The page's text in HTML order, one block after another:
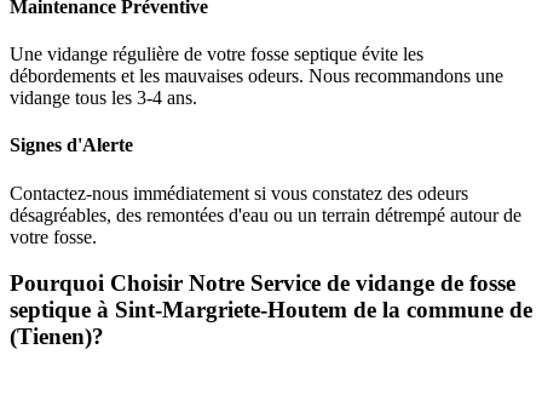
Maintenance Préventive
Une vidange régulière de votre fosse septique évite les
débordements et les mauvaises odeurs. Nous recommandons une
vidange tous les 3-4 ans.
Signes d'Alerte
Contactez-nous immédiatement si vous constatez des odeurs
désagréables, des remontées d'eau ou un terrain détrempé autour de
votre fosse.
Pourquoi Choisir Notre Service de vidange de fosse
septique à Sint-Margriete-Houtem de la commune de
(Tienen)?